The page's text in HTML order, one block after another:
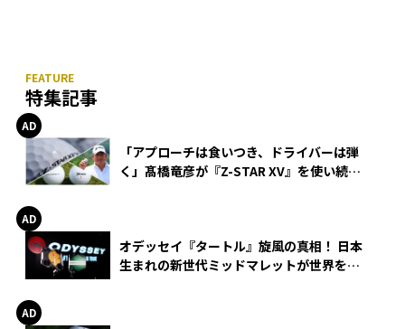
特集記事
「アプローチは食いつき、ドライバーは弾
く」髙橋竜彦が『Z-STAR XV』を使い続け
オデッセイ『タートル』旋風の真相！ 日本
生まれの新世代ミッドマレットが世界を席